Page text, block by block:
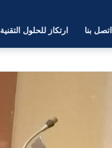
اتصل بنا ارتكاز للحلول التقنية